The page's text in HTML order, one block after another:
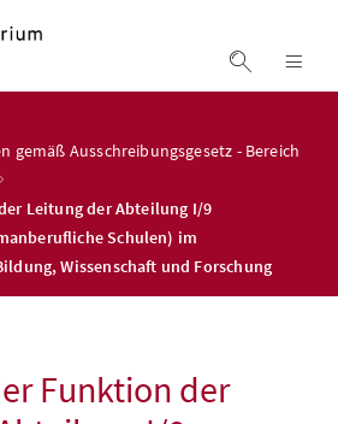
Suche
gemäß Ausschreibungsgesetz - Bereich
Leitung der Abteilung I/9
Schulen) im
Wissenschaft und Forschung
Funktion der